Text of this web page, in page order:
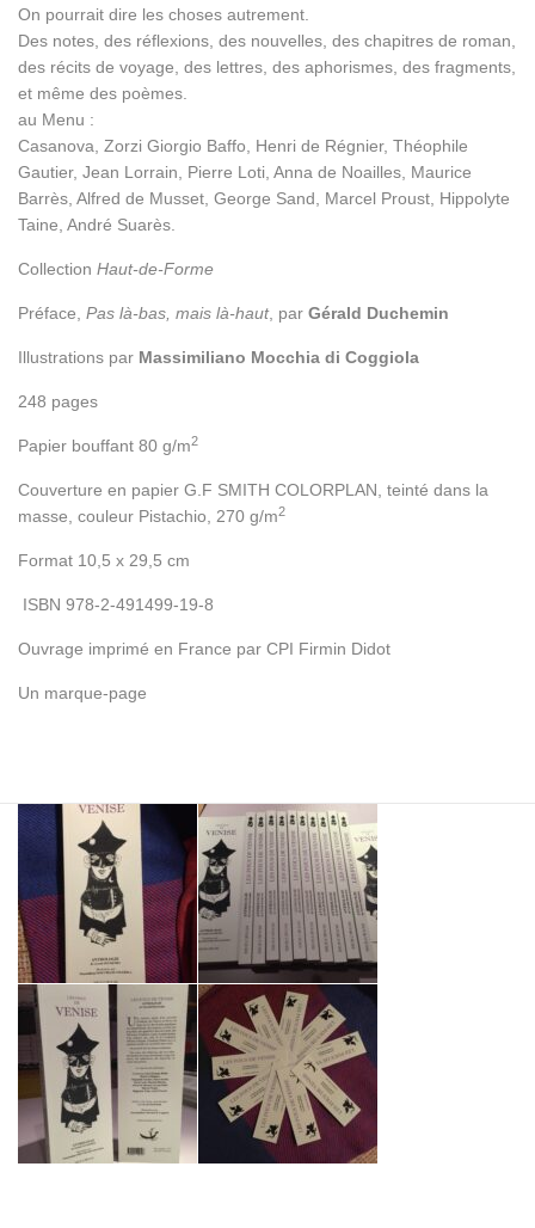
On pourrait dire les choses autrement.
Des notes, des réflexions, des nouvelles, des chapitres de roman,
des récits de voyage, des lettres, des aphorismes, des fragments,
et même des poèmes.
au Menu :
Casanova, Zorzi Giorgio Baffo, Henri de Régnier, Théophile
Gautier, Jean Lorrain, Pierre Loti, Anna de Noailles, Maurice
Barrès, Alfred de Musset, George Sand, Marcel Proust, Hippolyte
Taine, André Suarès.
Collection Haut-de-Forme
Préface, Pas là-bas, mais là-haut, par Gérald Duchemin
Illustrations par Massimiliano Mocchia di Coggiola
248 pages
Papier bouffant 80 g/m2
Couverture en papier G.F SMITH COLORPLAN, teinté dans la
masse, couleur Pistachio, 270 g/m2
Format 10,5 x 29,5 cm
ISBN 978-2-491499-19-8
Ouvrage imprimé en France par CPI Firmin Didot
Un marque-page